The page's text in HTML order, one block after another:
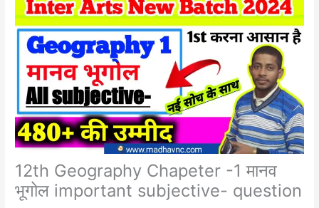
12th Geography Chapeter -1 मानव
भूगोल important subjective- question